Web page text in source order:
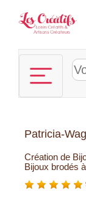
Patricia-
Création de
Bijoux brodés